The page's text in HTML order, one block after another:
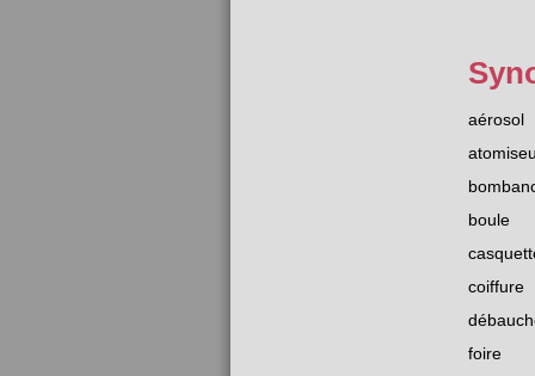
aérosol
boule
coiffure
foire